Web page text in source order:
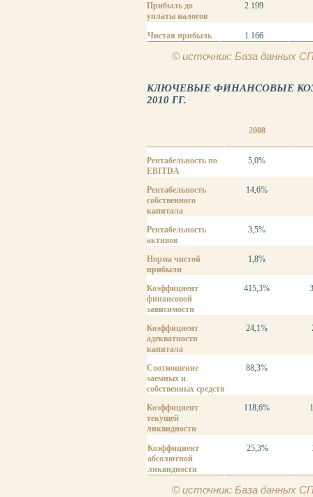
Прибыль до
уплаты налогов
2 199
Чистая прибыль 1 166
© источник: База данных
КЛЮЧЕВЫЕ ФИНАНСОВЫЕ
2010 ГГ.
2008
Рентабельность по
EBITDA
5,0%
Рентабельность
собственного
капитала
14,6%
Рентабельность
активов
3,5%
Норма чистой
прибыли
1,8%
Коэффициент
финансовой
зависимости
415,3%
Коэффициент
адекватности
капитала
24,1%
Соотношение
заемных и
собственных средств
88,3%
Коэффициент
текущей
ликвидности
118,6%
Коэффициент
абсолютной
ликвидности
25,3%
© источник: База данных